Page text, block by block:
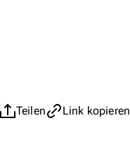
Teilen Link kopieren